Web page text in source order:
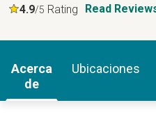
4.9/5 Rating Read
Acerca
de
Ubicaciones